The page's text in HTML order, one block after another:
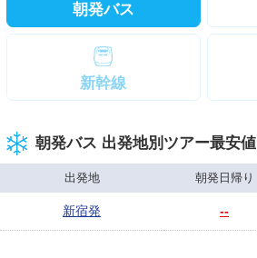
朝発バス
新幹線
朝発バス 出発地別ツアー最安値
出発地 朝発日帰り
新宿発 --